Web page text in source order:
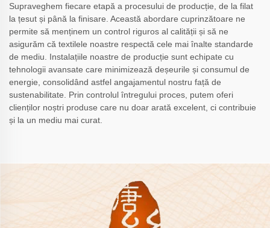
Supraveghem fiecare etapă a procesului de producție, de la filat
la țesut și până la finisare. Această abordare cuprinzătoare ne
permite să menținem un control riguros al calității și să ne
asigurăm că textilele noastre respectă cele mai înalte standarde
de mediu. Instalațiile noastre de producție sunt echipate cu
tehnologii avansate care minimizează deșeurile și consumul de
energie, consolidând astfel angajamentul nostru față de
sustenabilitate. Prin controlul întregului proces, putem oferi
clienților noștri produse care nu doar arată excelent, ci contribuie
și la un mediu mai curat.